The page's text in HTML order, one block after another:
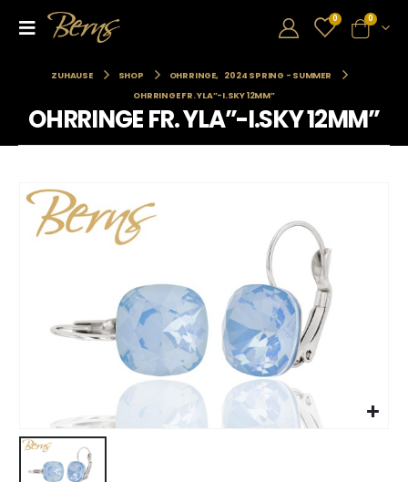
0 0
ZUHAUSE SHOP OHRRINGE,
2024 SPRING - SUMMER
OHRRINGE FR. YLA”-I.SKY 12MM”
OHRRINGE FR. YLA”-I.SKY 12MM”